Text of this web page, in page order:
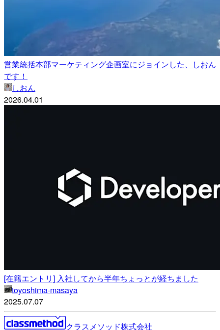
営業統括本部マーケティング企画室にジョインした、しおん
です！
しおん
2026.04.01
[在籍エントリ] 入社してから半年ちょっとが経ちました
toyoshima-masaya
2025.07.07
クラスメソッド株式会社